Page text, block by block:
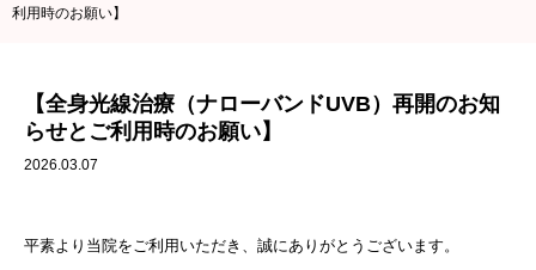
利用時のお願い】
【全身光線治療（ナローバンドUVB）再開のお知
らせとご利用時のお願い】
2026.03.07
平素より当院をご利用いただき、誠にありがとうございます。